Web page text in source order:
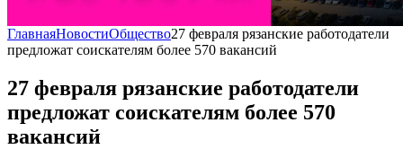
ГлавнаяНовостиОбщество27 февраля рязанские работодатели
предложат соискателям более 570 вакансий
27 февраля рязанские работодатели
предложат соискателям более 570
вакансий